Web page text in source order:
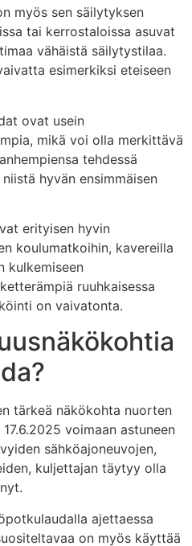
myös sen säilytyksen
tai kerrostaloissa asuvat
vähäistä säilytystilaa.
esimerkiksi eteiseen
ovat usein
mikä voi olla merkittävä
tehdessä
hyvän ensimmäisen
erityisen hyvin
koulumatkoihin, kavereilla
kulkemiseen
ruuhkaisessa
on vaivatonta.
tärkeä näkökohta nuorten
voimaan astuneen
sähköajoneuvojen,
kuljettajan täytyy olla
ajettaessa
on myös käyttää